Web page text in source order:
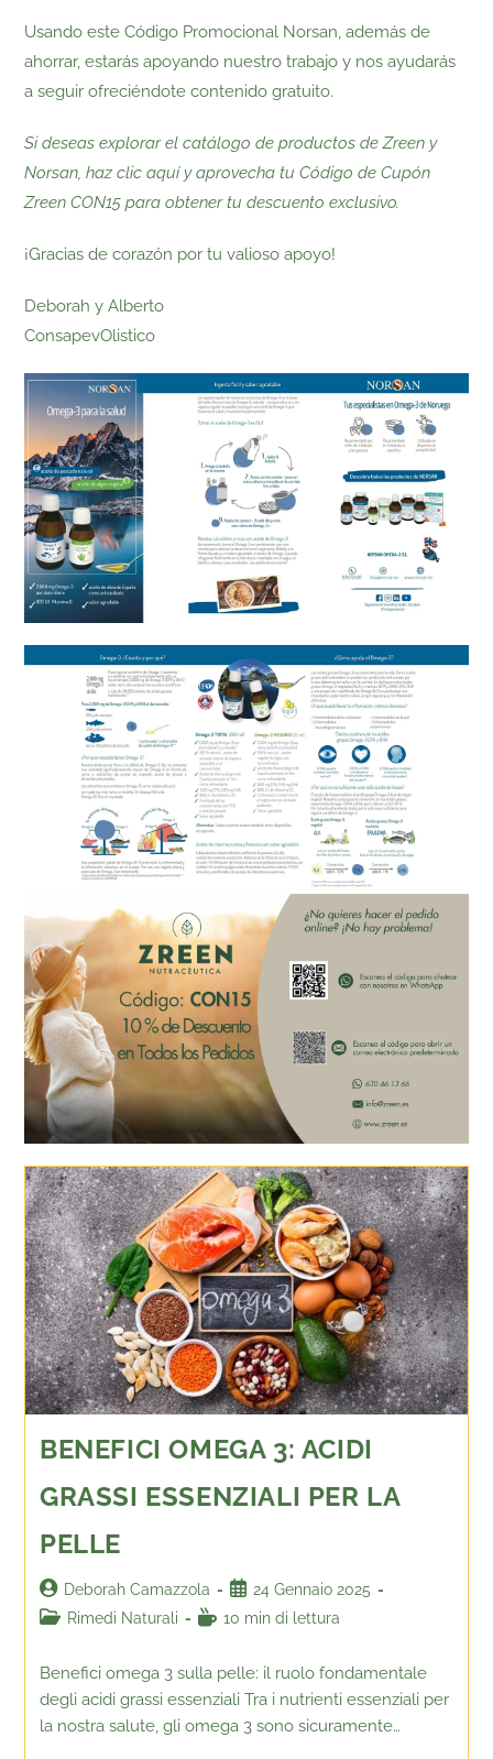
Usando este Código Promocional Norsan, además de
ahorrar, estarás apoyando nuestro trabajo y nos ayudarás
a seguir ofreciéndote contenido gratuito.
Si deseas explorar el catálogo de productos de Zreen y
Norsan, haz clic aquí y aprovecha tu Código de Cupón
Zreen CON15 para obtener tu descuento exclusivo.
¡Gracias de corazón por tu valioso apoyo!
Deborah y Alberto
ConsapevOlistico
BENEFICI OMEGA 3: ACIDI
GRASSI ESSENZIALI PER LA
PELLE
Deborah Camazzola
24 Gennaio 2025
Rimedi Naturali
10 min di lettura
Benefici omega 3 sulla pelle: il ruolo fondamentale
degli acidi grassi essenziali Tra i nutrienti essenziali per
la nostra salute, gli omega 3 sono sicuramente…